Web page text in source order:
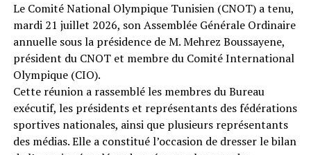
Le Comité National Olympique Tunisien (CNOT) a tenu,
mardi 21 juillet 2026, son Assemblée Générale Ordinaire
annuelle sous la présidence de M. Mehrez Boussayene,
président du CNOT et membre du Comité International
Olympique (CIO).
Cette réunion a rassemblé les membres du Bureau
exécutif, les présidents et représentants des fédérations
sportives nationales, ainsi que plusieurs représentants
des médias. Elle a constitué l’occasion de dresser le bilan